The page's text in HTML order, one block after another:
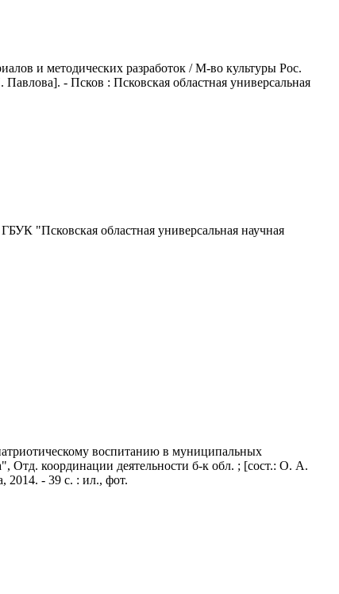
и методических разработок / М-во культуры Рос.
- Псков : Псковская областная универсальная
"Псковская областная универсальная научная
воспитанию в муниципальных
Отд. координации деятельности б-к обл. ; [сост.: О. А.
2014. - 39 с. : ил., фот.